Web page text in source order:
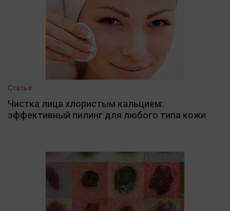
Статья
Чистка лица хлористым кальцием:
эффективный пилинг для любого типа кожи